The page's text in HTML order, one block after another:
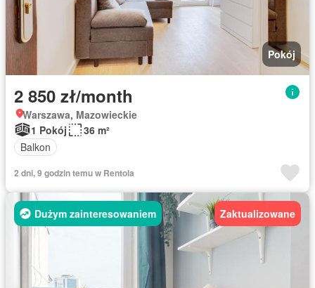
Pokój
2 850 zł/month
Warszawa, Mazowieckie
1 Pokój
36 m²
Balkon
2 dni, 9 godzin temu w Rentola
Dużym zainteresowaniem Zaktualizowane